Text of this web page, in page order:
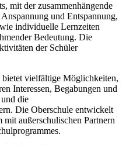
mit der zusammenhängende
und Entspannung,
individuelle Lernzeiten
Bedeutung. Die
der Schüler
vielfältige Möglichkeiten,
Interessen, Begabungen und
die
Die Oberschule entwickelt
außerschulischen Partnern